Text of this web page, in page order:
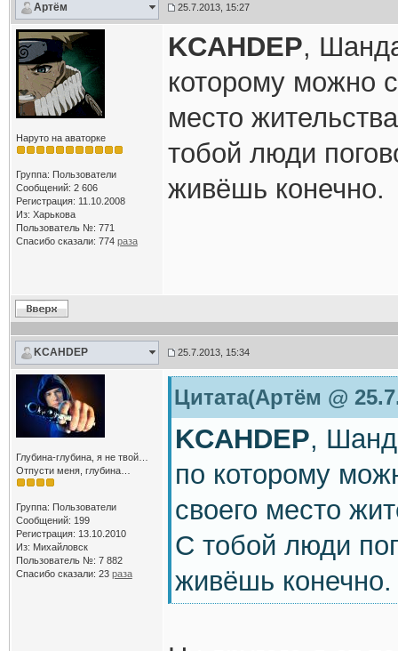
Артём 25.7.2013, 15:27
Наруто на аваторке
Группа: Пользователи
Сообщений: 2 606
Регистрация: 11.10.2008
Из: Харькова
Пользователь №: 771
Спасибо сказали: 774 раза
KCAHDEP,
которому можно
место
тобой люди
живёшь конечно.
KCAHDEP 25.7.2013, 15:34
Глубина-глубина, я не твой…
Отпусти меня, глубина…
Группа: Пользователи
Сообщений: 199
Регистрация: 13.10.2010
Из: Михайловск
Пользователь №: 7 882
Спасибо сказали: 23 раза
Цитата(Артём @
KCAHDEP,
по которому
своего место
С тобой люди
живёшь конечно.